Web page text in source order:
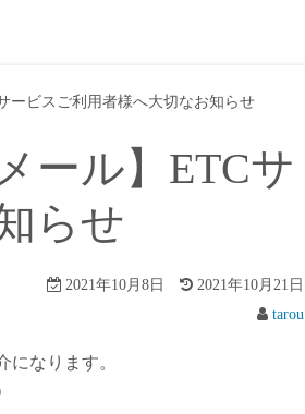
ービスご利用者様へ大切なお知らせ
ール】ETCサ
らせ
2021年10月8日
2021年10月21日
tarou
なります。